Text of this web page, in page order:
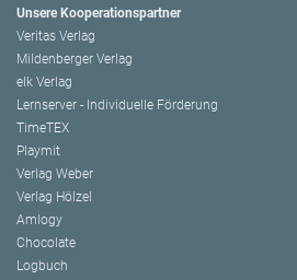
Unsere Kooperationspartner
Veritas Verlag
Mildenberger Verlag
elk Verlag
Lernserver - Individuelle Förderung
TimeTEX
Playmit
Verlag Weber
Verlag Hölzel
Amlogy
Chocolate
Logbuch